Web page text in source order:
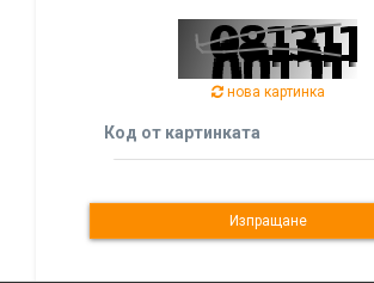
нова картинка
Код от картинката